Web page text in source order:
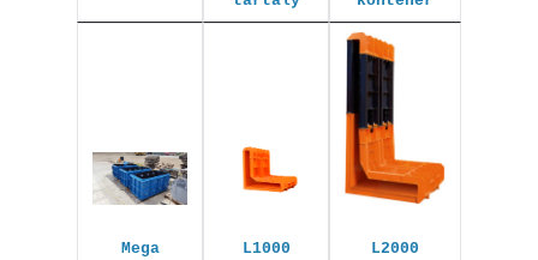
Mega
L1000
L2000